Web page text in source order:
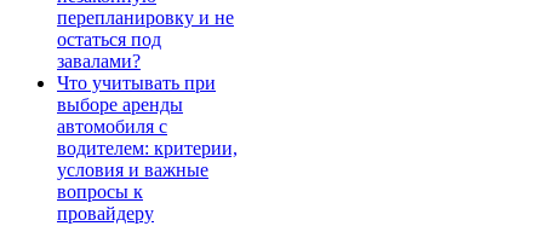
перепланировку и не
остаться под
завалами?
Что учитывать при
выборе аренды
автомобиля с
водителем: критерии,
условия и важные
вопросы к
провайдеру